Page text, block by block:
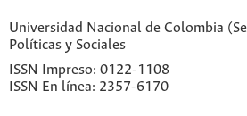
Universidad Nacional de Colombia
Políticas y Sociales
ISSN Impreso: 0122-1108
ISSN En línea: 2357-6170